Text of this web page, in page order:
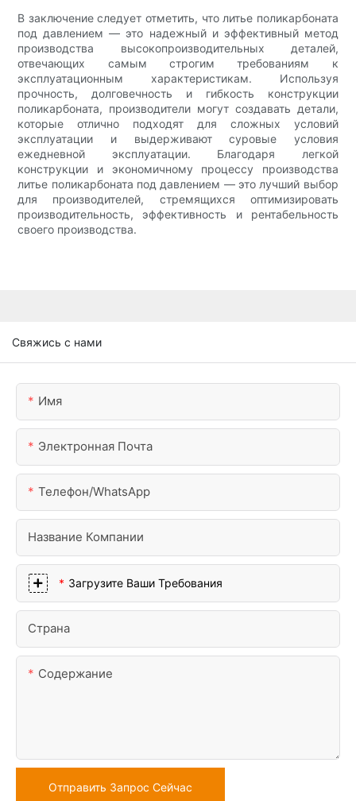
В заключение следует отметить, что литье поликарбоната
под давлением — это надежный и эффективный метод
производства высокопроизводительных деталей,
отвечающих самым строгим требованиям к
эксплуатационным характеристикам. Используя
прочность, долговечность и гибкость конструкции
поликарбоната, производители могут создавать детали,
которые отлично подходят для сложных условий
эксплуатации и выдерживают суровые условия
ежедневной эксплуатации. Благодаря легкой
конструкции и экономичному процессу производства
литье поликарбоната под давлением — это лучший выбор
для производителей, стремящихся оптимизировать
производительность, эффективность и рентабельность
своего производства.
Свяжись с нами
Имя
Электронная Почта
Телефон/WhatsApp
Название Компании
Загрузите Ваши Требования
Страна
Содержание
Отправить Запрос Сейчас